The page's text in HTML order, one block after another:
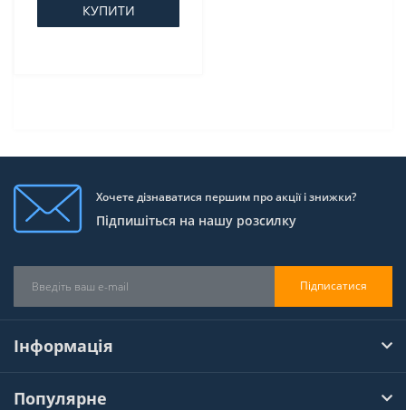
КУПИТИ
Хочете дізнаватися першим про акції і знижки?
Підпишіться на нашу розсилку
Підписатися
Інформація
Популярне